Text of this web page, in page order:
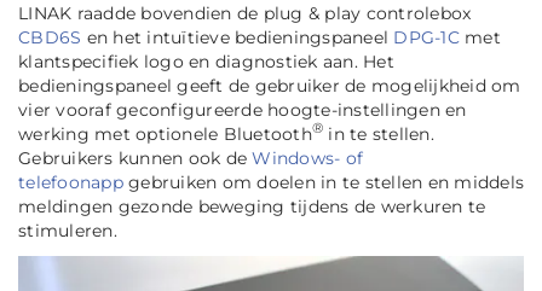
LINAK raadde bovendien de plug & play controlebox
CBD6S en het intuïtieve bedieningspaneel DPG-1Cmet
klantspecifiek logo en diagnostiek aan. Het
bedieningspaneel geeft de gebruiker de mogelijkheid om
vier vooraf geconfigureerde hoogte-instellingen en
werking met optionele Bluetooth® in te stellen.
Gebruikers kunnen ook deWindows- of
telefoonappgebruiken om doelen in te stellen en middels
meldingen gezonde beweging tijdens de werkuren te
stimuleren.